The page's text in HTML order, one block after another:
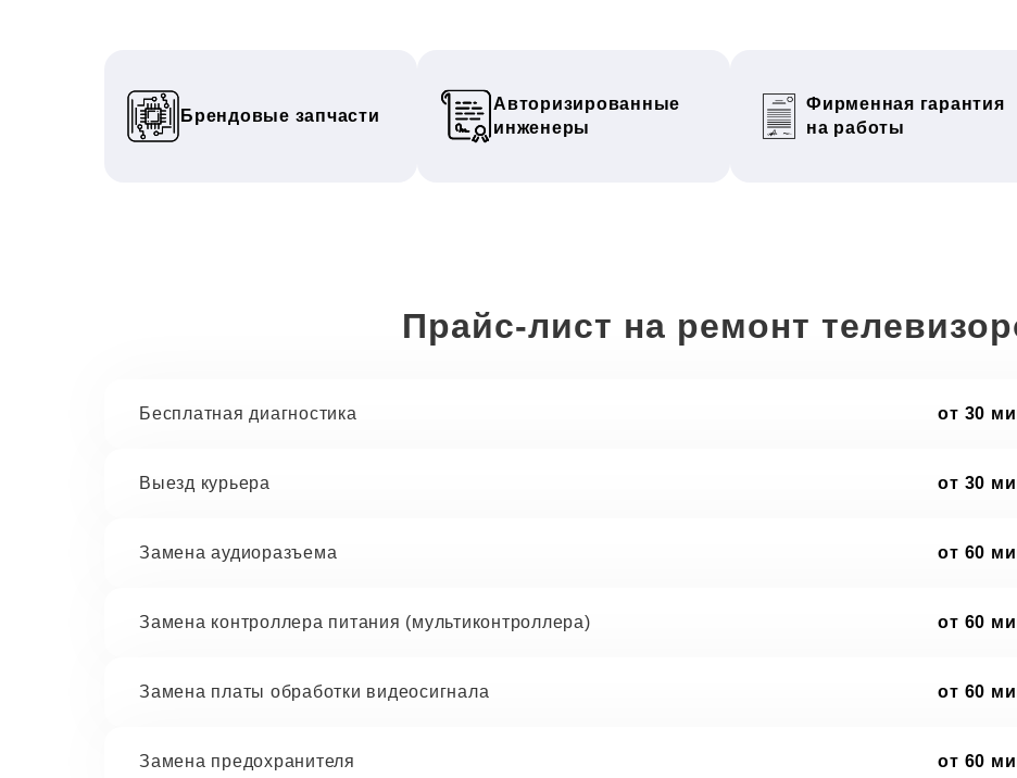
Брендовые запчасти
Авторизированные
инженеры
Фирменная гарантия
на работы
Прайс-лист на ремонт
Бесплатная диагностика от 30
Выезд курьера от 30
Замена аудиоразъема от 60
Замена контроллера питания (мультиконтроллера) от 60
Замена платы обработки видеосигнала от 60
Замена предохранителя от 60